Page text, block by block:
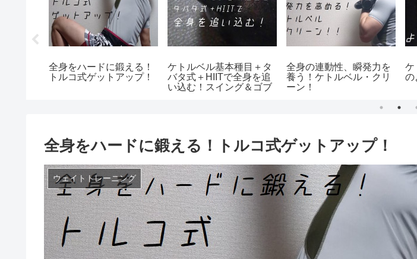
全身をハードに鍛える！
トルコ式ゲットアップ！
ケトルベル基本種目＋タ
バタ式＋HIITで全身を追
い込む！スイング＆ゴブ
全身の連動性、瞬発力を
養う！ケトルベル・クリ
ーン！
ケ
の
全身をハードに鍛える！トルコ式ゲットアップ！
ウェイトトレーニング